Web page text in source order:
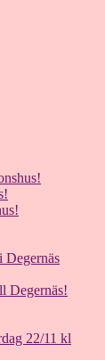
Degernäs
Degernäs!
22/11 kl